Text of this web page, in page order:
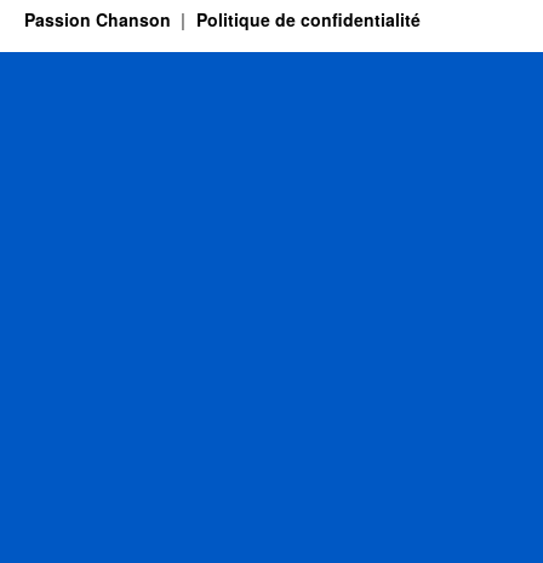
Passion Chanson Politique de confidentialité